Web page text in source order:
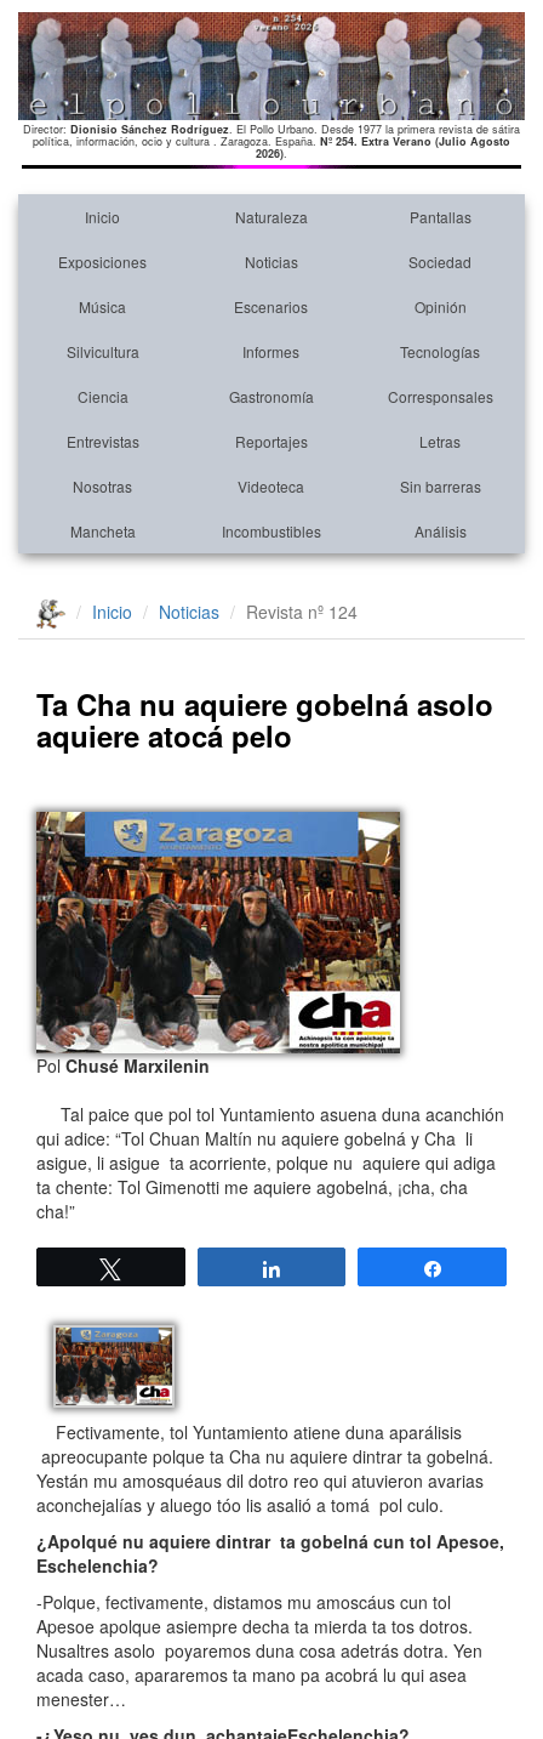
Director: Dionisio Sánchez Rodríguez. El Pollo Urbano. Desde 1977 la primera revista de sátira
política, información, ocio y cultura . Zaragoza. España. Nº 254. Extra Verano (Julio Agosto
2026).
Inicio Naturaleza Pantallas
Exposiciones Noticias Sociedad
Música Escenarios Opinión
Silvicultura Informes Tecnologías
Ciencia Gastronomía Corresponsales
Entrevistas Reportajes Letras
Nosotras Videoteca Sin barreras
Mancheta Incombustibles Análisis
Inicio Noticias Revista nº 124
Ta Cha nu aquiere gobelná asolo
aquiere atocá pelo
PolChusé Marxilenin
Tal paice que pol tol Yuntamiento asuena duna acanchión
qui adice: “Tol Chuan Maltín nu aquiere gobelná y Cha li
asigue, li asigue ta acorriente, polque nu aquiere qui adiga
ta chente: Tol Gimenotti me aquiere agobelná, ¡cha, cha
cha!”
Fectivamente, tol Yuntamiento atiene duna aparálisis
apreocupante polque ta Cha nu aquiere dintrar ta gobelná.
Yestán mu amosquéaus dil dotro reo qui atuvieron avarias
aconchejalías y aluego tóo lis asalió a tomá pol culo.
¿Apolqué nu aquiere dintrar ta gobelná cun tol Apesoe,
Eschelenchia?
-Polque, fectivamente, distamos mu amoscáus cun tol
Apesoe apolque asiempre decha ta mierda ta tos dotros.
Nusaltres asolo poyaremos duna cosa adetrás dotra. Yen
acada caso, apararemos ta mano pa acobrá lu qui asea
menester…